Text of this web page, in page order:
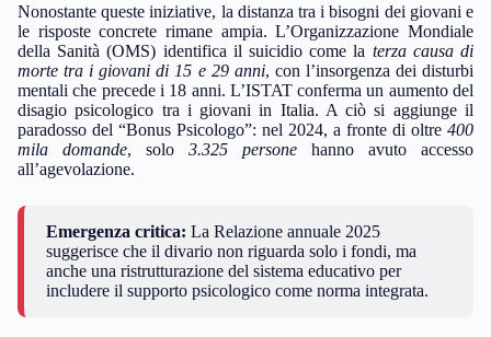
Nonostante queste iniziative, la distanza tra i bisogni dei giovani e
le risposte concrete rimane ampia. L’Organizzazione Mondiale
della Sanità (OMS) identifica il suicidio come la terza causa di
morte tra i giovani di 15 e 29 anni, con l’insorgenza dei disturbi
mentali che precede i 18 anni. L’ISTAT conferma un aumento del
disagio psicologico tra i giovani in Italia. A ciò si aggiunge il
paradosso del “Bonus Psicologo”: nel 2024, a fronte di oltre 400
mila domande, solo 3.325 persone hanno avuto accesso
all’agevolazione.
Emergenza critica: La Relazione annuale 2025
suggerisce che il divario non riguarda solo i fondi, ma
anche una ristrutturazione del sistema educativo per
includere il supporto psicologico come norma integrata.